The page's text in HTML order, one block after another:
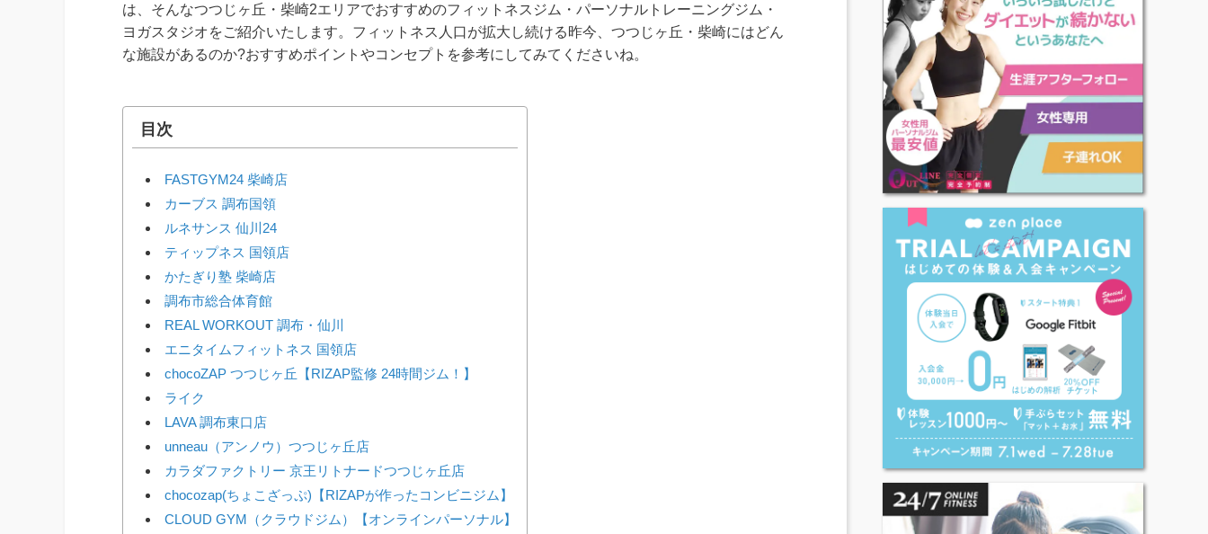
は、そんなつつじヶ丘・柴崎2エリアでおすすめのフィットネスジム・パーソナルトレーニングジム・
ヨガスタジオをご紹介いたします。フィットネス人口が拡大し続ける昨今、つつじヶ丘・柴崎にはどん
な施設があるのか?おすすめポイントやコンセプトを参考にしてみてくださいね。
目次
FASTGYM24 柴崎店
カーブス 調布国領
ルネサンス 仙川24
ティップネス 国領店
かたぎり塾 柴崎店
調布市総合体育館
REAL WORKOUT 調布・仙川
エニタイムフィットネス 国領店
chocoZAP つつじヶ丘【RIZAP監修 24時間ジム！】
ライク
LAVA 調布東口店
unneau（アンノウ）つつじヶ丘店
カラダファクトリー 京王リトナードつつじヶ丘店
chocozap(ちょこざっぷ)【RIZAPが作ったコンビニジム】
CLOUD GYM（クラウドジム）【オンラインパーソナル】